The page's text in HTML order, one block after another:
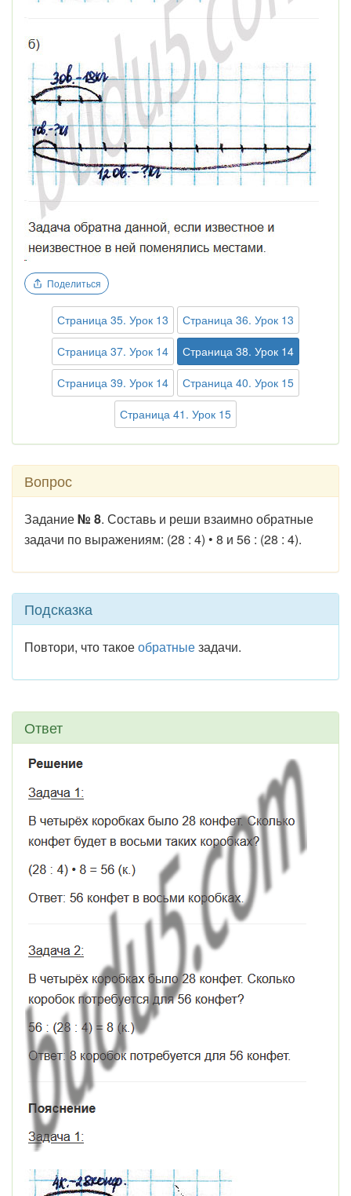
Поделиться
Страница 35. Урок 13
Страница 36. Урок 13
Страница 37. Урок 14
Страница 38. Урок 14
Страница 39. Урок 14
Страница 40. Урок 15
Страница 41. Урок 15
Вопрос
Задание№ 8. Составь и реши взаимно обратные
задачи по выражениям: (28 : 4) • 8 и 56 : (28 : 4).
Подсказка
Повтори, что такоеобратныезадачи.
Ответ